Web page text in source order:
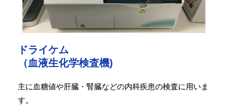
ドライケム
（血液生化学検査機)
主に血糖値や肝臓・腎臓などの内科疾患の検査に用いま
す。